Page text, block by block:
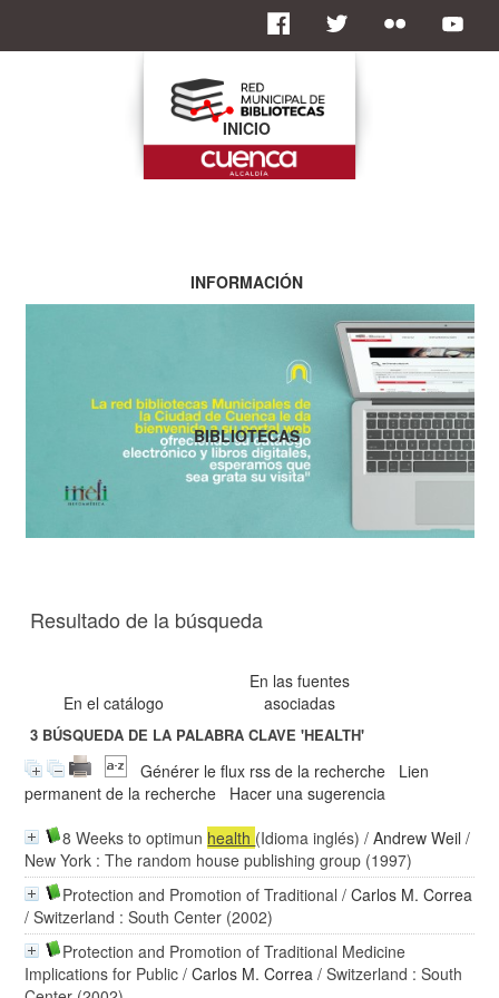
Resultado de la búsqueda
En el catálogo
En las fuentes
asociadas
3 BÚSQUEDA DE LA PALABRA CLAVE'HEALTH'
Générer le flux rss de la recherche
Lien
permanent de la recherche
Hacer una sugerencia
8 Weeks to optimun health (Idioma inglés) /Andrew Weil /
New York : The random house publishing group (1997)
Protection and Promotion of Traditional /Carlos M. Correa
/ Switzerland : South Center (2002)
Protection and Promotion of Traditional Medicine
Implications for Public /Carlos M. Correa / Switzerland : South
INICIO
INFORMACIÓN
BIBLIOTECAS